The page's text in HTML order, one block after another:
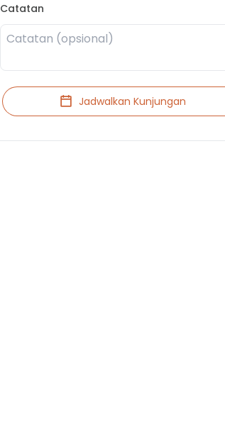
Catatan
Jadwalkan Kunjungan